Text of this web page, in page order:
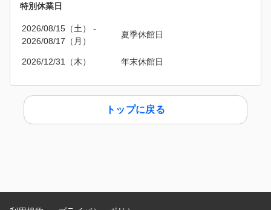
特別休業日
2026/08/15（土）
-
2026/08/17（月）
夏季休館日
2026/12/31（木） 年末休館日
トップに戻る